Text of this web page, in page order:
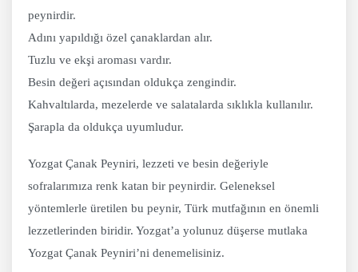
peynirdir.
Adını yapıldığı özel çanaklardan alır.
Tuzlu ve ekşi aroması vardır.
Besin değeri açısından oldukça zengindir.
Kahvaltılarda, mezelerde ve salatalarda sıklıkla kullanılır.
Şarapla da oldukça uyumludur.
Yozgat Çanak Peyniri, lezzeti ve besin değeriyle
sofralarımıza renk katan bir peynirdir. Geleneksel
yöntemlerle üretilen bu peynir, Türk mutfağının en önemli
lezzetlerinden biridir. Yozgat’a yolunuz düşerse mutlaka
Yozgat Çanak Peyniri’ni denemelisiniz.